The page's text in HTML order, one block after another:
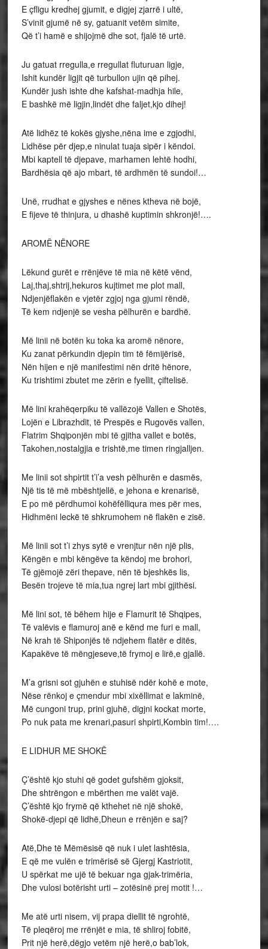
E çfligu kredhej gjumit, e digjej zjarrë i ultë,
S’vinit gjumë në sy, gatuanit vetëm simite,
Që t’i hamë e shijojmë dhe sot, fjalë të urtë.
Ju gatuat rregulla,e rregullat fluturuan ligje,
Ishit kundër ligjit që turbullon ujin që pihej.
Kundër jush ishte dhe kafshat-madhja hile,
E bashkë më ligjin,lindët dhe faljet,kjo dihej!
Atë lidhëz të kokës gjyshe,nëna ime e zgjodhi,
Lidhëse për djep,e ninulat tuaja sipër i këndoi.
Mbi kaptell të djepave, marhamen lehtë hodhi,
Bardhësia që ajo mbart, të ardhmën të sundoi!…
Unë, rrudhat e gjyshes e nënes ktheva në bojë,
E fijeve të thinjura, u dhashë kuptimin shkronjë!….
AROMË NËNORE
Lëkund gurët e rrënjëve të mia në këtë vënd,
Laj,thaj,shtrij,hekuros kujtimet me plot mall,
Ndjenjëflakën e vjetër zgjoj nga gjumi rëndë,
Të kem ndjenjë se vesha pëlhurën e bardhë.
Më linii në botën ku toka ka aromë nënore,
Ku zanat përkundin djepin tim të fëmijërisë,
Nën hijen e një manifestimi nën dritë hënore,
Ku trishtimi zbutet me zërin e fyellit, çiftelisë.
Më lini krahëqerpiku të vallëzojë Vallen e Shotës,
Lojën e Librazhdit, të Prespës e Rugovës vallen,
Flatrim Shqiponjën mbi të gjitha vallet e botës,
Takohen,nostalgjia e trishtë,me timen ringjalljen.
Me linii sot shpirtit t’i’a vesh pëlhurën e dasmës,
Një tis të më mbështjellë, e jehona e krenarisë,
E po më përdhumoi kohëfëlliqura mes për mes,
Hidhmëni leckë të shkrumohem në flakën e zisë.
Më linii sot t’i zhys sytë e vrenjtur nën një plis,
Këngën e mbi këngëve ta këndoj me brohori,
Të gjëmojë zëri thepave, nën të bjeshkës lis,
Besën trojeve të mia,tua ngrej lart mbi gjithësi.
Më lini sot, të bëhem hije e Flamurit të Shqipes,
Të valëvis e flamuroj anë e kënd me furi e mall,
Në krah të Shiponjës të ndjehem flatër e ditës,
Kapakëve të mëngjeseve,të frymoj e lirë,e gjallë.
M’a grisni sot gjuhën e stuhisë ndër kohë e mote,
Nëse rënkoj e çmendur mbi xixëllimat e lakminë,
Më cungoni trup, prini gjuhë, digjni kockat morte,
Po nuk pata me krenari,pasuri shpirti,Kombin tim!….
E LIDHUR ME SHOKË
Ç’është kjo stuhi që godet gufshëm gjoksit,
Dhe shtrëngon e mbërthen me valët vajë.
Ç’është kjo frymë që kthehet në një shokë,
Shokë-djepi që lidhë,Dheun e rrënjën e saj?
Atë,Dhe të Mëmësisë që nuk i ulet lashtësia,
E që me vulën e trimërisë së Gjergj Kastriotit,
U spërkat me ujë të bekuar nga gjak-trimëria,
Dhe vulosi botërisht urti – zotësinë prej motit !…
Me atë urti nisem, vij prapa diellit të ngrohtë,
Të pleqëroj me rrënjët e mia, të shliroj fobitë,
Prit një herë,dëgjo vetëm një herë,o bab’lok,